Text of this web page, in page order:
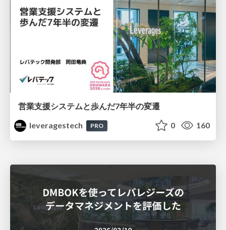
営業支援システムと歩んだ7年半の変遷
leveragestech
PRO 0 160